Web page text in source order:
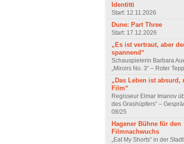
Identitti
Start: 12.11.2026
Dune: Part Three
Start: 17.12.2026
„Es ist vertraut, aber
spannend“
Schauspielerin Barbara
„Miroirs No. 3“ – Roter
„Das Leben ist absurd,
Film“
Regisseur Elmar Imanov
des Grashüpfers“ –
08/25
Hagener Bühne für den
Filmnachwuchs
„Eat My Shorts“ in der